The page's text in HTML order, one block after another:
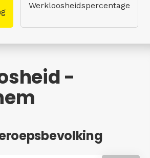
Werkloosheidspercentage
-